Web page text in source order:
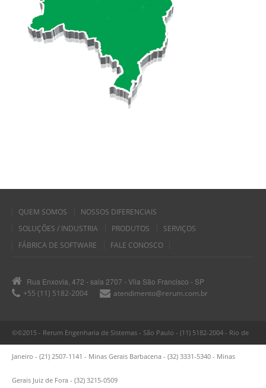
QUEM SOMOS
NOSSOS DIFERENCIAIS
SOLUÇÕES / INDUSTRIA
PRODUTOS
SERVIÇOS
FÁBRICA DE SOFTWARE
FALE CONOSCO
Rua Enxovia, 472 - sala 2707 - Vila São Francisco - SP
+55 (11) 5182-2004
atendimento@rerum.com.br
©©2015 - Rerum Engenharia de Sistemas - São Paulo - (11) 5182-2004 - Rio de
Janeiro - (21) 2507-1141 - Minas Gerais Barbacena - (32) 3331-5340 - Minas
Gerais Juiz de Fora - (32) 3215-0509